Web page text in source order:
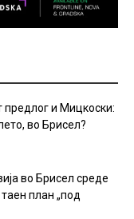
и Мицкоски:
во Брисел?
во Брисел среде
план „под